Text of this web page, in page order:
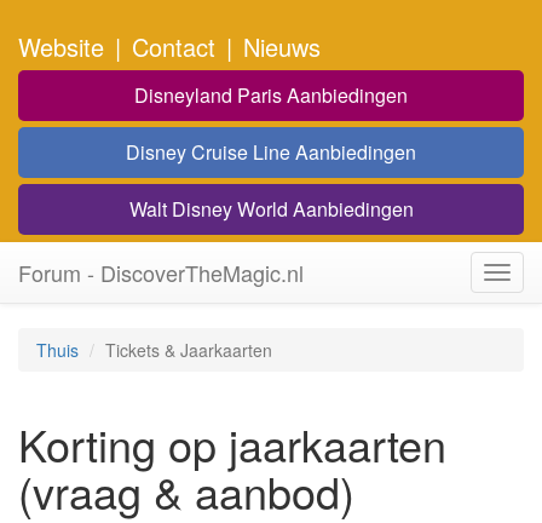
Website | Contact | Nieuws
Disneyland Paris Aanbiedingen
Disney Cruise Line Aanbiedingen
Walt Disney World Aanbiedingen
Forum - DiscoverTheMagic.nl
Thuis Tickets & Jaarkaarten
Korting op jaarkaarten
(vraag & aanbod)